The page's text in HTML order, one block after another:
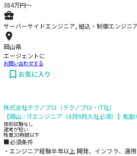
384万円〜
サーバーサイドエンジニア, 組込・制御エンジニ
岡山県
エージェントに
お問い合わせする
お気に入り
株式会社テクノプロ（テクノプロ・IT社）
【岡山／ITエンジニア（8月9月入社必須）】
技術試験なし
選考が短い
残業20時間以下
■必須条件
・エンジニア経験半年以上 開発、インフラ、運